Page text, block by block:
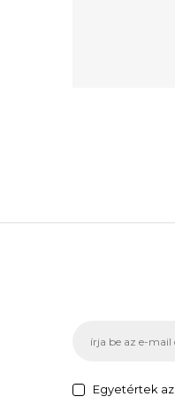
Egyetértek az